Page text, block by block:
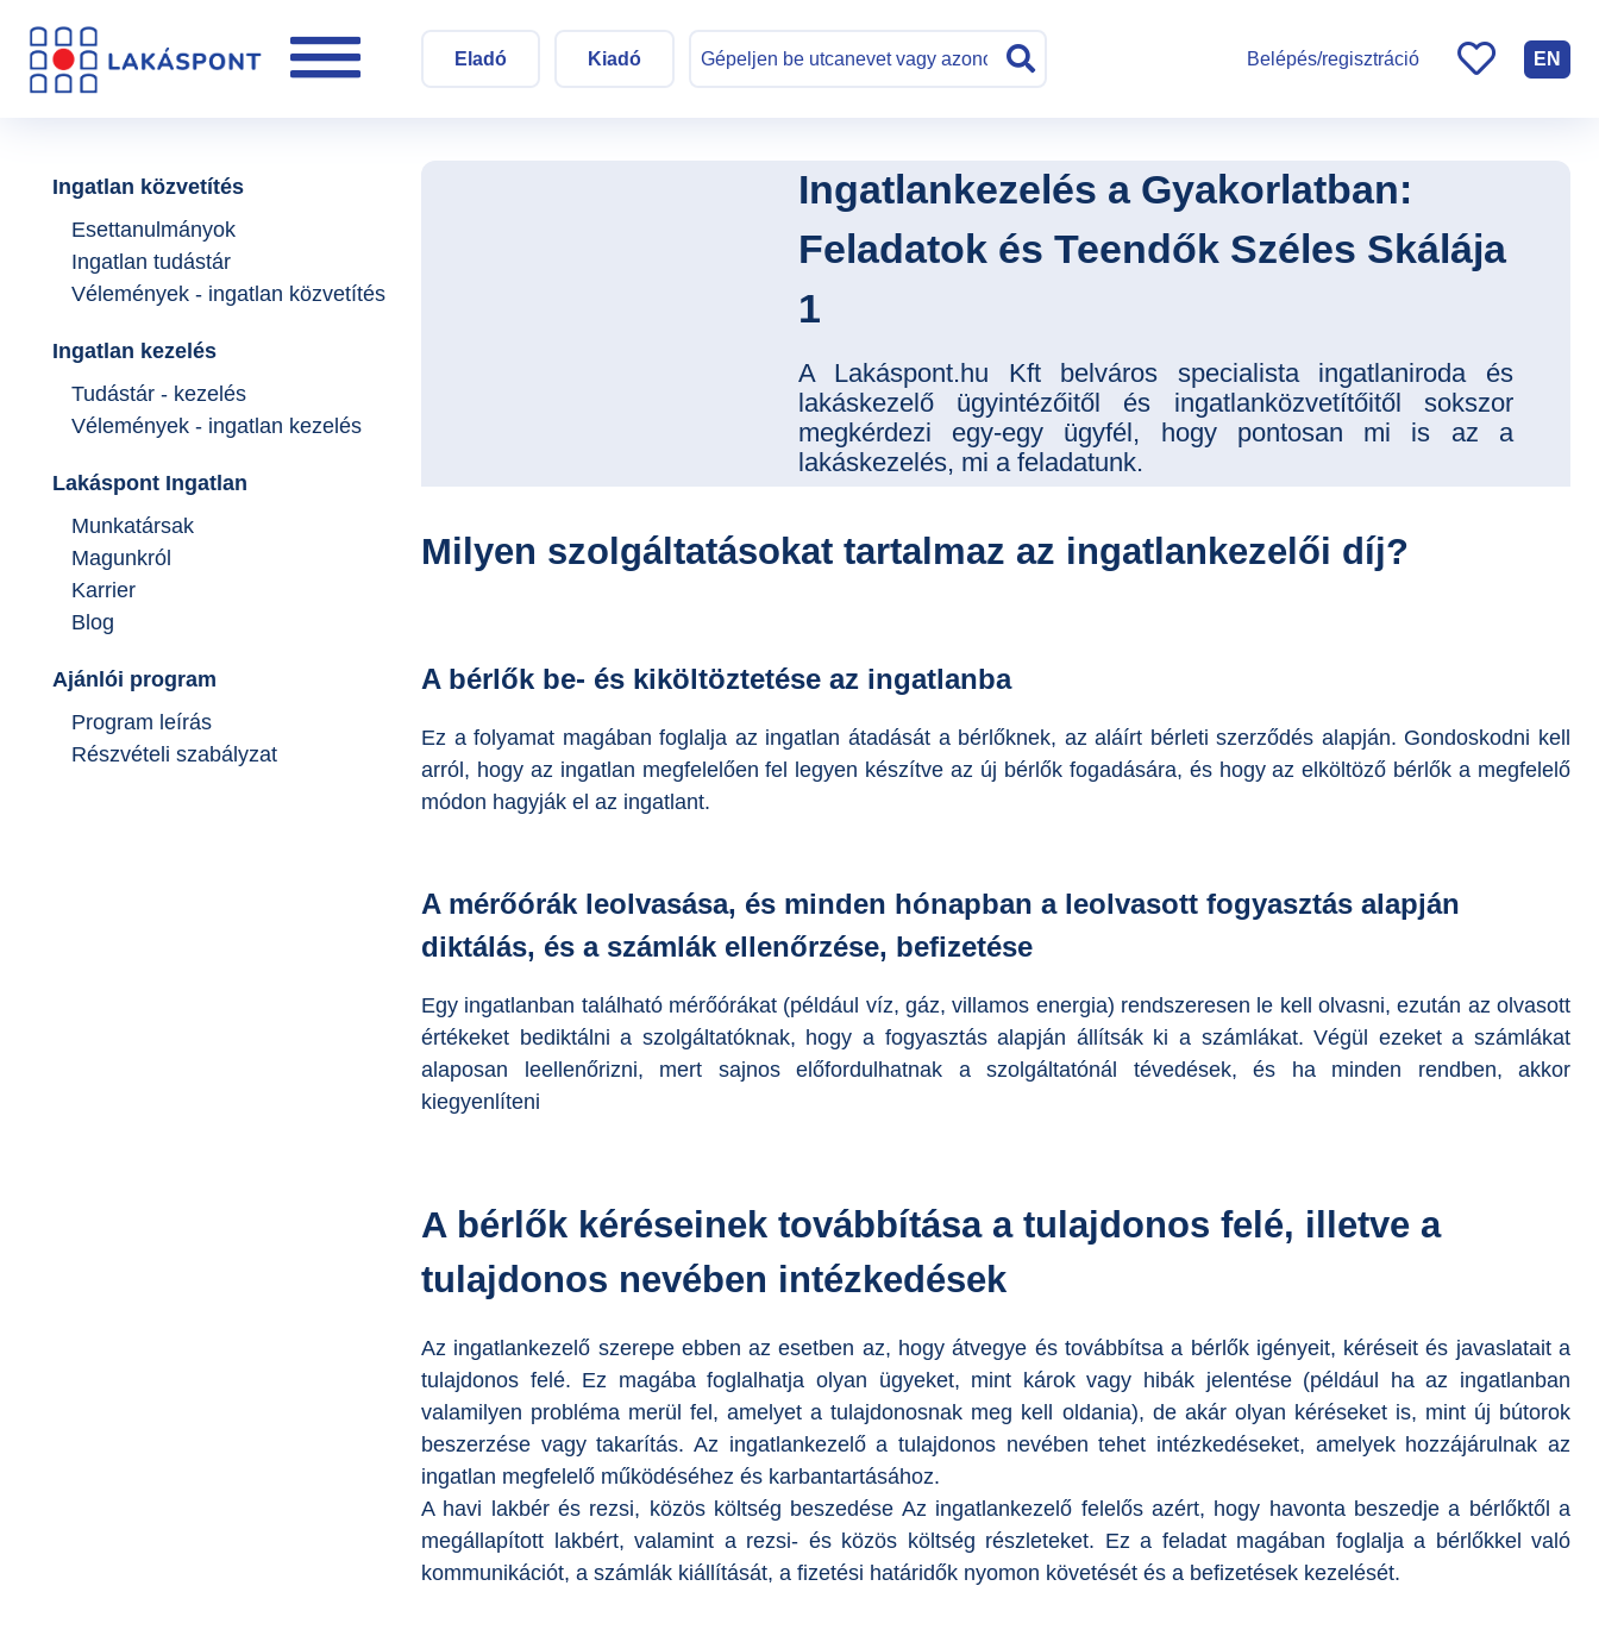
Eladó Kiadó Belépés/regisztráció EN
Ingatlan közvetítés
Esettanulmányok
Ingatlan tudástár
Vélemények - ingatlan közvetítés
Ingatlan kezelés
Tudástár - kezelés
Vélemények - ingatlan kezelés
Lakáspont Ingatlan
Munkatársak
Magunkról
Karrier
Blog
Ajánlói program
Program leírás
Részvételi szabályzat
Ingatlankezelés a Gyakorlatban:
Feladatok és Teendők Széles Skálája
1
A Lakáspont.hu Kft belváros specialista ingatlaniroda és
lakáskezelő ügyintézőitől és ingatlanközvetítőitől sokszor
megkérdezi egy-egy ügyfél, hogy pontosan mi is az a
lakáskezelés, mi a feladatunk.
Milyen szolgáltatásokat tartalmaz az ingatlankezelői díj?
A bérlők be- és kiköltöztetése az ingatlanba
Ez a folyamat magában foglalja az ingatlan átadását a bérlőknek, az aláírt bérleti szerződés alapján. Gondoskodni kell
arról, hogy az ingatlan megfelelően fel legyen készítve az új bérlők fogadására, és hogy az elköltöző bérlők a megfelelő
módon hagyják el az ingatlant.
A mérőórák leolvasása, és minden hónapban a leolvasott fogyasztás alapján
diktálás, és a számlák ellenőrzése, befizetése
Egy ingatlanban található mérőórákat (például víz, gáz, villamos energia) rendszeresen le kell olvasni, ezután az olvasott
értékeket bediktálni a szolgáltatóknak, hogy a fogyasztás alapján állítsák ki a számlákat. Végül ezeket a számlákat
alaposan leellenőrizni, mert sajnos előfordulhatnak a szolgáltatónál tévedések, és ha minden rendben, akkor
kiegyenlíteni
A bérlők kéréseinek továbbítása a tulajdonos felé, illetve a
tulajdonos nevében intézkedések
Az ingatlankezelő szerepe ebben az esetben az, hogy átvegye és továbbítsa a bérlők igényeit, kéréseit és javaslatait a
tulajdonos felé. Ez magába foglalhatja olyan ügyeket, mint károk vagy hibák jelentése (például ha az ingatlanban
valamilyen probléma merül fel, amelyet a tulajdonosnak meg kell oldania), de akár olyan kéréseket is, mint új bútorok
beszerzése vagy takarítás. Az ingatlankezelő a tulajdonos nevében tehet intézkedéseket, amelyek hozzájárulnak az
ingatlan megfelelő működéséhez és karbantartásához.
A havi lakbér és rezsi, közös költség beszedése Az ingatlankezelő felelős azért, hogy havonta beszedje a bérlőktől a
megállapított lakbért, valamint a rezsi- és közös költség részleteket. Ez a feladat magában foglalja a bérlőkkel való
kommunikációt, a számlák kiállítását, a fizetési határidők nyomon követését és a befizetések kezelését.